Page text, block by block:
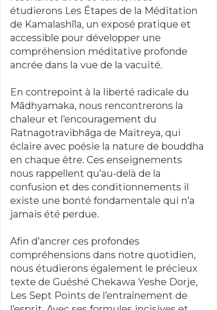
étudierons Les Étapes de la Méditation
de Kamalashīla, un exposé pratique et
accessible pour développer une
compréhension méditative profonde
ancrée dans la vue de la vacuité.
En contrepoint à la liberté radicale du
Mādhyamaka, nous rencontrerons la
chaleur et l’encouragement du
Ratnagotravibhāga de Maitreya, qui
éclaire avec poésie la nature de bouddha
en chaque être. Ces enseignements
nous rappellent qu’au-delà de la
confusion et des conditionnements il
existe une bonté fondamentale qui n’a
jamais été perdue.
Afin d’ancrer ces profondes
compréhensions dans notre quotidien,
nous étudierons également le précieux
texte de Guéshé Chekawa Yeshe Dorje,
Les Sept Points de l’entraînement de